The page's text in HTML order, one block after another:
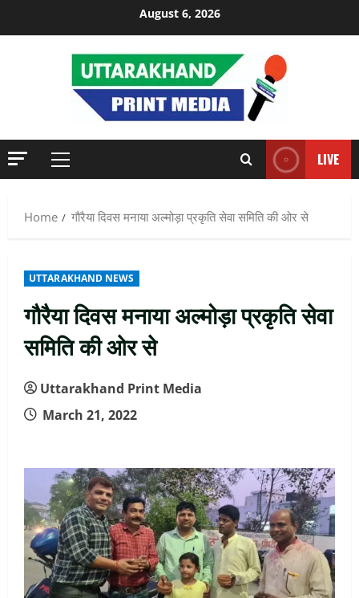
August 6, 2026
Primary
LIVE
Home गौरैया दिवस मनाया अल्मोड़ा प्रकृति सेवा समिति की ओर से
UTTARAKHAND NEWS
गौरैया दिवस मनाया अल्मोड़ा प्रकृति सेवा
समिति की ओर से
Uttarakhand Print Media
March 21, 2022